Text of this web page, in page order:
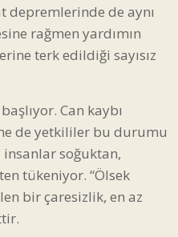
depremlerinde de aynı
rağmen yardımın
terk edildiği sayısız
Can kaybı
de yetkililer bu durumu
insanlar soğuktan,
tükeniyor. “Ölsek
bir çaresizlik, en az